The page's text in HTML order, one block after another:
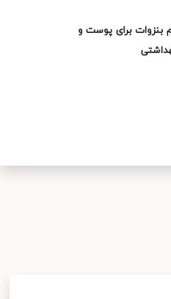
برای پوست و